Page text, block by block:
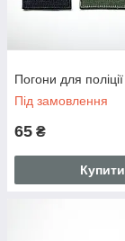
Погони для поліції
Під замовлення
65 ₴
Купити